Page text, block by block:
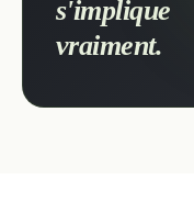
s'implique
vraiment.